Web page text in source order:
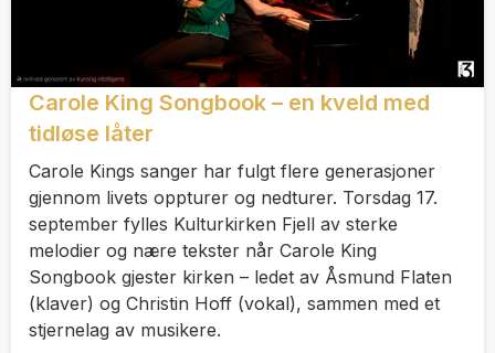
Carole King Songbook – en kveld med
tidløse låter
Carole Kings sanger har fulgt flere generasjoner
gjennom livets oppturer og nedturer. Torsdag 17.
september fylles Kulturkirken Fjell av sterke
melodier og nære tekster når Carole King
Songbook gjester kirken – ledet av Åsmund Flaten
(klaver) og Christin Hoff (vokal), sammen med et
stjernelag av musikere.